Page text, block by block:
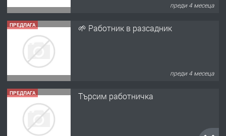
преди 4 месеца
ПРЕДЛАГА 🌱 Работник в разсадник
преди 4 месеца
ПРЕДЛАГА Търсим работничка